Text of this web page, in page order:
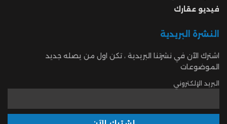
فيديو عقارك
النشرة البريدية
اشترك الآن في نشرتنا البريدية ، تكن اول من يصله جديد
الموضوعات
البريد الإلكتروني